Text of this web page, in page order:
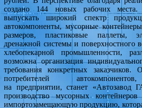
создано 144 новых рабочих места.
выпускать широкий спектр
автокомпоненты, мусорные
размеров, пластиковые паллеты,
дренажной системы и поверхностного
хлебопекарной промышленности,
возможна организация
требования конкретных
потребителей
на предприятии, станет «Автозавод
производство мусорных
импортозамещающую продукцию,